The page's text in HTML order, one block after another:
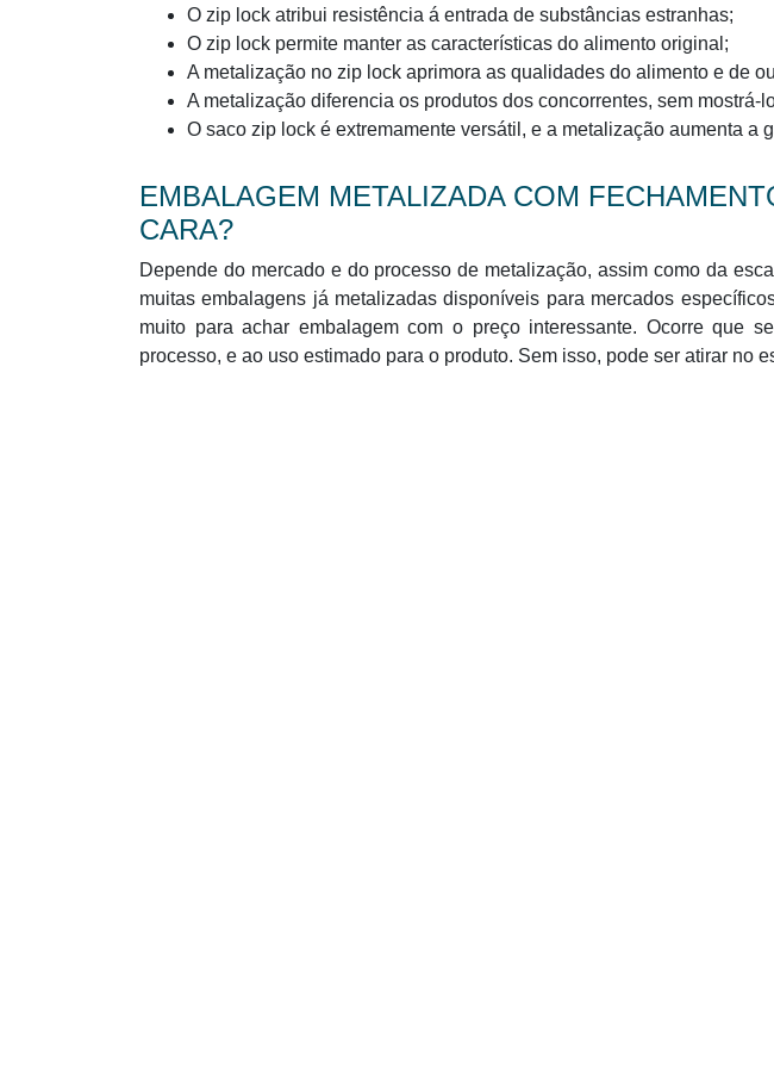
O zip lock atribui resistência á entrada de substâncias estranhas;
O zip lock permite manter as características do alimento original;
A metalização no zip lock aprimora as qualidades do alimento e de
A metalização diferencia os produtos dos concorrentes, sem mostrá-
O saco zip lock é extremamente versátil, e a metalização aumenta a
EMBALAGEM METALIZADA COM
CARA?
Depende do mercado e do processo de metalização, assim como da
muitas embalagens já metalizadas disponíveis para mercados
muito para achar embalagem com o preço interessante. Ocorre que
processo, e ao uso estimado para o produto. Sem isso, pode ser atirar no